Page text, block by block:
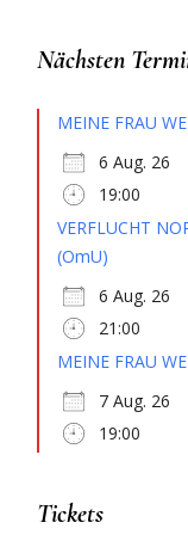
Nächsten
MEINE FRAU
6 Aug. 26
19:00
VERFLUCHT
(OmU)
6 Aug. 26
21:00
MEINE FRAU
7 Aug. 26
19:00
Tickets